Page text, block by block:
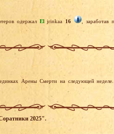
одержал Eljrinkaa 16
, заработав
Арены Смерти на следующей
2025".